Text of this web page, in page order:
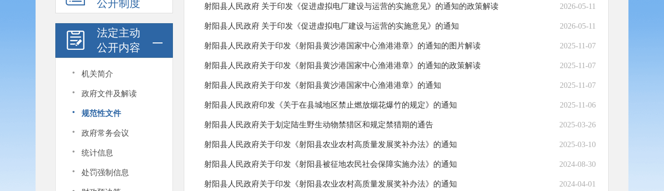
公开制度
法定主动
公开内容
· 机关简介
· 政府文件及解读
· 规范性文件
· 政府常务会议
· 统计信息
· 处罚强制信息
射阳县人民政府 关于印发《促进虚拟电厂建设与运营的实施意见》的通知的政策解读 2026-05-11
射阳县人民政府 关于印发《促进虚拟电厂建设与运营的实施意见》的通知 2026-05-11
射阳县人民政府关于印发《射阳县黄沙港国家中心渔港港章》的通知的图片解读 2025-11-07
射阳县人民政府关于印发《射阳县黄沙港国家中心渔港港章》的通知的政策解读 2025-11-07
射阳县人民政府关于印发《射阳县黄沙港国家中心渔港港章》的通知 2025-11-07
射阳县人民政府印发《关于在县城地区禁止燃放烟花爆竹的规定》的通知 2025-11-06
射阳县人民政府关于划定陆生野生动物禁猎区和规定禁猎期的通告 2025-03-26
射阳县人民政府关于印发《射阳县农业农村高质量发展奖补办法》的通知 2025-03-10
射阳县人民政府关于印发《射阳县被征地农民社会保障实施办法》的通知 2024-08-30
射阳县人民政府关于印发《射阳县农业农村高质量发展奖补办法》的通知 2024-04-01